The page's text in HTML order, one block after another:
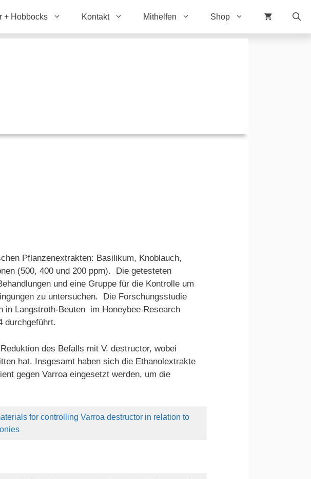
+ Hobbocks Kontakt Mithelfen Shop
Pflanzenextrakten: Basilikum, Knoblauch,
(500, 400 und 200 ppm). Die getesteten
und eine Gruppe für die Kontrolle um
zu untersuchen. Die Forschungsstudie
in Langstroth-Beuten im Honeybee Research
durchgeführt.
des Befalls mit V. destructor, wobei
hat. Insgesamt haben sich die Ethanolextrakte
gegen Varroa eingesetzt werden, um die
for controlling Varroa destructor in relation to